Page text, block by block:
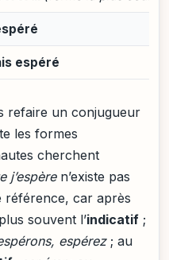
espéré
refaire un conjugueur
les formes
cherchent
j’espèren’existe pas
référence, car après
souvent l’indicatif ;
espérez; au